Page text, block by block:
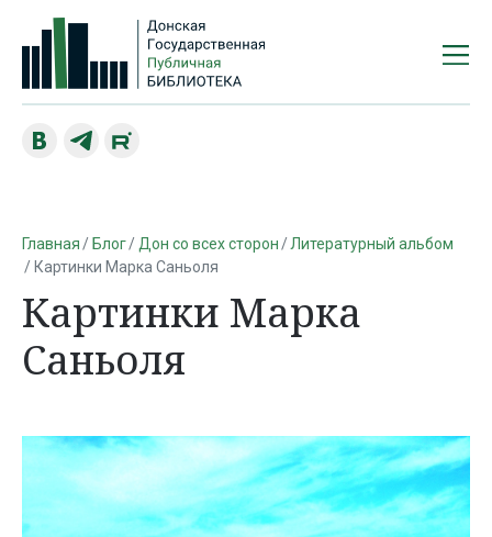
Главная Блог Дон со всех сторон
Литературный альбом
Картинки Марка Саньоля
Картинки Марка
Саньоля